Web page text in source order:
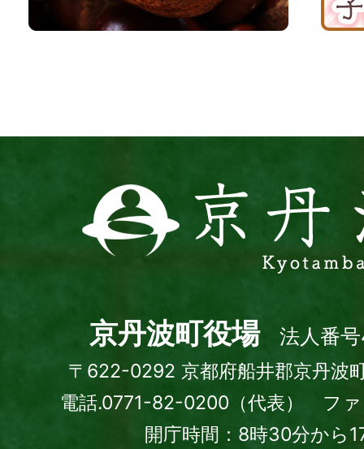
援
丹
波
town
京丹波町役場 法人番
〒622-0292 京都府船井郡京丹波
電話.0771-82-0200（代表） フ
開庁時間：8時30分から